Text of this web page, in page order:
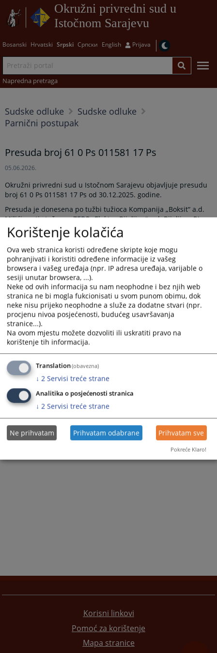
Okružni privredni sud u
Istočnom Sarajevu
Bosanski Hrvatski Srpski Српски English Prijava
Napredna pretraga
Sudske odluke
Sudske odluke
Parnični postupak
Presuda broj 61 0 Ps 011581 17 Ps
05.06.2026.
Okružni privredni sud u Istočnom Sarajevu objavljuje presudu
broj 61 0 Ps 011581 17 Ps od 30.12.2025. godine.
Presuda je donesena po tužbi tužioca Kompanija „Boksit“ a.d.
Milići protiv tuženog ZEDP „Elektro-Bijeljina“ a.d. Bijeljina, RJ
„Elektrodistribucija“ Vlasenica, sa predmetom spora naknada
štete zbog prekida, neredovne, neuredne i nekvalitetne
isporuke električne energije i vrijednosti spora 1.670.773,13
KM.
Kompletna presuda nalazi se u prilogu objave.
Prikazana vijest je na: Srpski jezik
Prateći dokumenti
Presuda broj 61 0 Ps 011581 17 Ps
82PREGLEDA
Korisni linkovi
Pomoć za korištenje
Mapa stranice
Korištenje kolačića
Ova web stranica koristi određene skripte koje mogu
pohranjivati i koristiti određene informacije iz vašeg
browsera i vašeg uređaja (npr. IP adresa uređaja, varijable o
sesiji unutar browsera, ...).
Neke od ovih informacija su nam neophodne i bez njih web
stranica ne bi mogla fukcionisati u svom punom obimu, dok
neke nisu prijeko neophodne a služe za dodatne stvari (npr.
procjenu nivoa posjećenosti, budućeg usavršavanja
stranice...).
Na ovom mjestu možete dozvoliti ili uskratiti pravo na
korištenje tih informacija.
Translation(obavezna)
↓ 2 Servisi treće strane
Analitika o posjećenosti stranica
↓ 2 Servisi treće strane
Ne prihvatam Prihvatam odabrane Prihvatam sve
Pokreće Klaro!